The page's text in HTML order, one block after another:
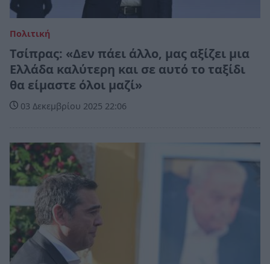
Πολιτική
Τσίπρας: «Δεν πάει άλλο, μας αξίζει μια
Ελλάδα καλύτερη και σε αυτό το ταξίδι
θα είμαστε όλοι μαζί»
03 Δεκεμβρίου 2025 22:06